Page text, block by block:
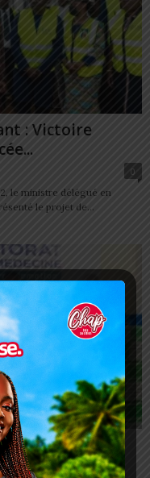
: Victoire
0
le ministre délégué en
le projet de...
de thèse de